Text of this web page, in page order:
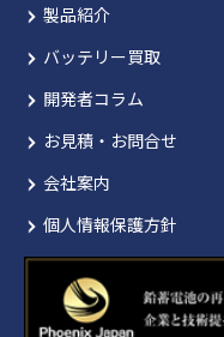
製品紹介
バッテリー買取
開発者コラム
お見積・お問合せ
会社案内
個人情報保護方針